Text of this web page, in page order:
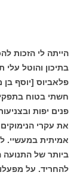
הייתה לי הזכות
בתיכון והוטל
פלאביוס [יוסף
חשתי בטוח
פנים יפות
את עקרי
אמיתית במעשיי.
ביותר של
להחריד. על